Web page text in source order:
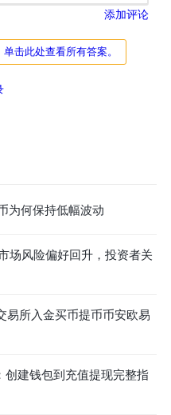
添加评论
击此处查看所有答案。
为何保持低幅波动
场风险偏好回升，投资者关
易所入金买币提币币安欧易
建钱包到充值提现完整指